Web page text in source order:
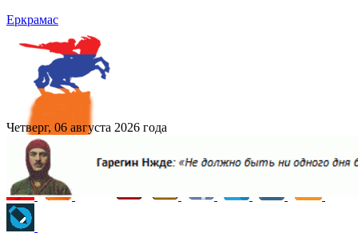
Еркрамас
Четверг, 06 августа 2026 года